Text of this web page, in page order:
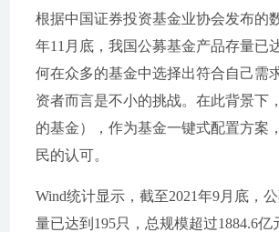
根据中国证券投资基金业协会发布的
年11月底，我国公募基金产品存量已
何在众多的基金中选择出符合自己需
资者而言是不小的挑战。在此背景下
的基金），作为基金一键式配置方案
民的认可。
Wind统计显示，截至2021年9月底，
量已达到195只，总规模超过1884.6亿